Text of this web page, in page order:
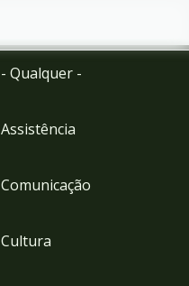
- Qualquer -
Assistência
Comunicação
Cultura